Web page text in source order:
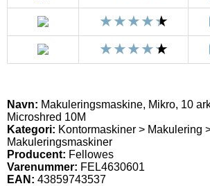
Navn: Makuleringsmaskine, Mikro, 10
Microshred 10M
Kategori: Kontormaskiner > Makulering
Makuleringsmaskiner
Producent: Fellowes
Varenummer: FEL4630601
EAN: 43859743537